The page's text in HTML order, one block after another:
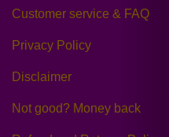
Customer service & FAQ
Privacy Policy
Disclaimer
Not good? Money back